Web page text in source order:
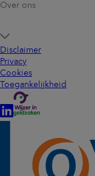
Over ons
Disclaimer
Privacy
Cookies
Toegankelijkheid